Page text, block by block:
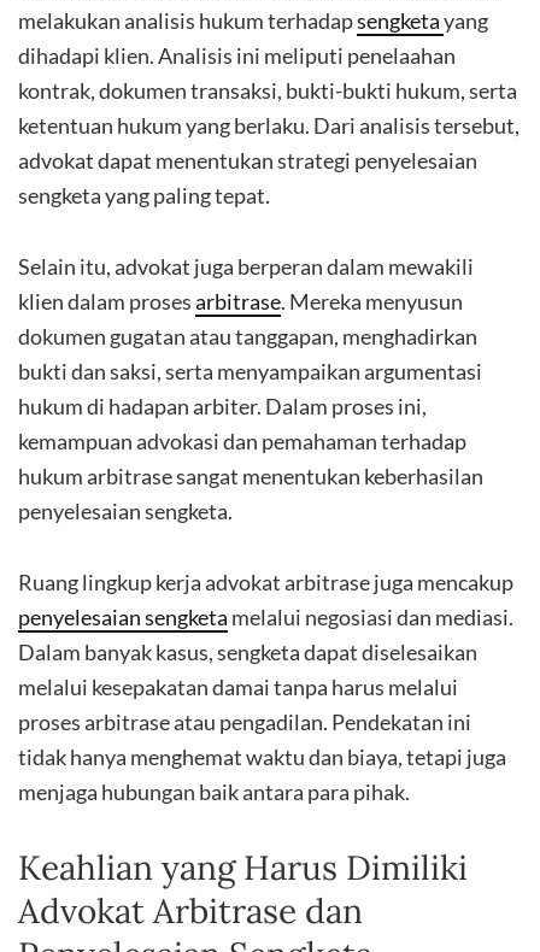
melakukan analisis hukum terhadapsengketayang
dihadapi klien. Analisis ini meliputi penelaahan
kontrak, dokumen transaksi, bukti-bukti hukum, serta
ketentuan hukum yang berlaku. Dari analisis tersebut,
advokat dapat menentukan strategi penyelesaian
sengketa yang paling tepat.
Selain itu, advokat juga berperan dalam mewakili
klien dalam prosesarbitrase. Mereka menyusun
dokumen gugatan atau tanggapan, menghadirkan
bukti dan saksi, serta menyampaikan argumentasi
hukum di hadapan arbiter. Dalam proses ini,
kemampuan advokasi dan pemahaman terhadap
hukum arbitrase sangat menentukan keberhasilan
penyelesaian sengketa.
Ruang lingkup kerja advokat arbitrase juga mencakup
penyelesaian sengketa melalui negosiasi dan mediasi.
Dalam banyak kasus, sengketa dapat diselesaikan
melalui kesepakatan damai tanpa harus melalui
proses arbitrase atau pengadilan. Pendekatan ini
tidak hanya menghemat waktu dan biaya, tetapi juga
menjaga hubungan baik antara para pihak.
Keahlian yang Harus Dimiliki
Advokat Arbitrase dan